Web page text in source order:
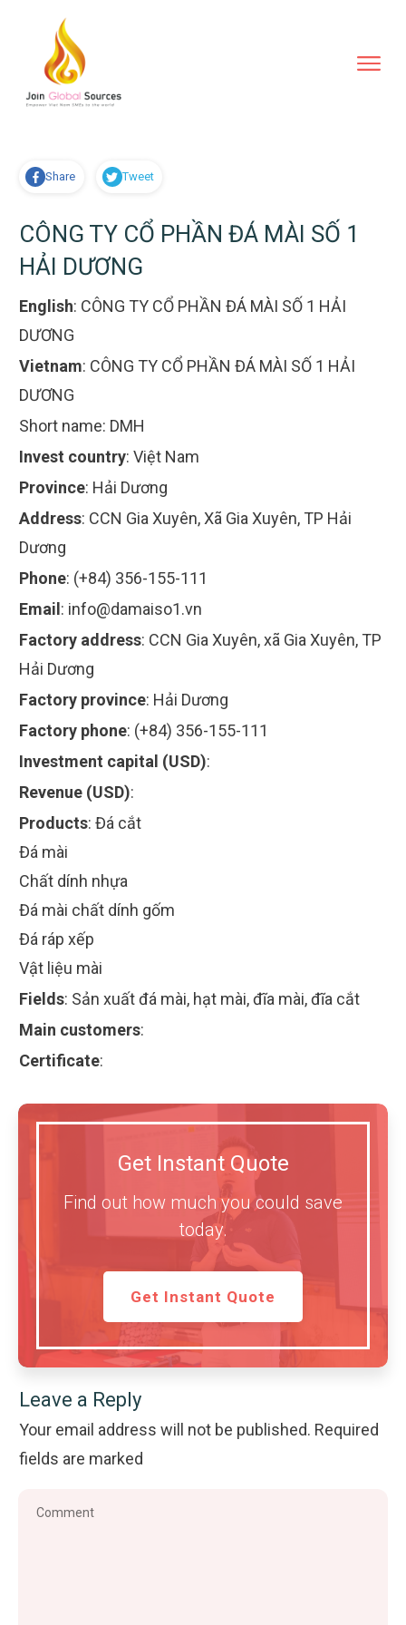
Share Tweet
CÔNG TY CỔ PHẦN ĐÁ MÀI SỐ 1
HẢI DƯƠNG
English: CÔNG TY CỔ PHẦN ĐÁ MÀI SỐ 1 HẢI
DƯƠNG
Vietnam: CÔNG TY CỔ PHẦN ĐÁ MÀI SỐ 1 HẢI
DƯƠNG
Short name: DMH
Invest country: Việt Nam
Province: Hải Dương
Address: CCN Gia Xuyên, Xã Gia Xuyên, TP Hải
Dương
Phone: (+84) 356-155-111
Email : info@damaiso1.vn
Factory address: CCN Gia Xuyên, xã Gia Xuyên, TP
Hải Dương
Factory province: Hải Dương
Factory phone: (+84) 356-155-111
Investment capital (USD):
Revenue (USD):
Products: Đá cắt
Đá mài
Chất dính nhựa
Đá mài chất dính gốm
Đá ráp xếp
Vật liệu mài
Fields: Sản xuất đá mài, hạt mài, đĩa mài, đĩa cắt
Main customers:
Certificate:
Get Instant Quote
Find out how much you could save
today.
Get Instant Quote
Leave a Reply
Your email address will not be published. Required
fields are marked